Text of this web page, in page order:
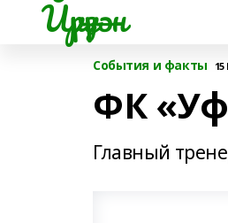
Йүрүҙән
События и факты
ФК
Главный